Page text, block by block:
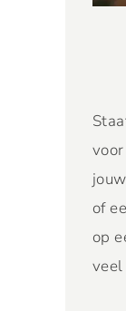
of
op